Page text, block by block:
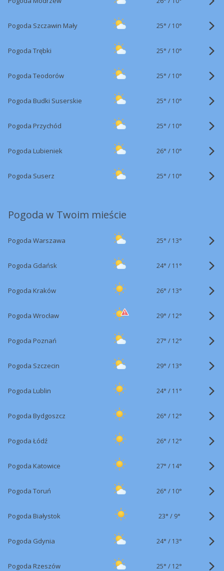
Pogoda Szczawin Mały 25° / 10°
Pogoda Trębki 25° / 10°
Pogoda Teodorów 25° / 10°
Pogoda Budki Suserskie 25° / 10°
Pogoda Przychód 25° / 10°
Pogoda Lubieniek 26° / 10°
Pogoda Suserz 25° / 10°
Pogoda w Twoim mieście
Pogoda Warszawa 25° / 13°
Pogoda Gdańsk 24° / 11°
Pogoda Kraków 26° / 13°
Pogoda Wrocław 29° / 12°
Pogoda Poznań 27° / 12°
Pogoda Szczecin 29° / 13°
Pogoda Lublin 24° / 11°
Pogoda Bydgoszcz 26° / 12°
Pogoda Łódź 26° / 12°
Pogoda Katowice 27° / 14°
Pogoda Toruń 26° / 10°
Pogoda Białystok 23° / 9°
Pogoda Gdynia 24° / 13°
Pogoda Rzeszów 25° / 12°